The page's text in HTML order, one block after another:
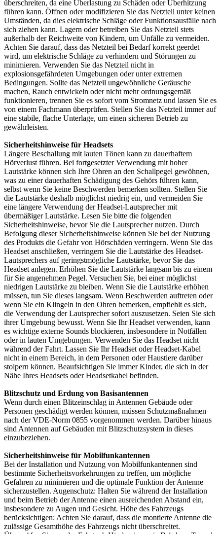
überschreiten, da eine Überlastung zu Schäden oder Überhitzung
führen kann. Öffnen oder modifizieren Sie das Netzteil unter keinen
Umständen, da dies elektrische Schläge oder Funktionsausfälle nach
sich ziehen kann. Lagern oder betreiben Sie das Netzteil stets
außerhalb der Reichweite von Kindern, um Unfälle zu vermeiden.
Achten Sie darauf, dass das Netzteil bei Bedarf korrekt geerdet
wird, um elektrische Schläge zu verhindern und Störungen zu
minimieren. Verwenden Sie das Netzteil nicht in
explosionsgefährdeten Umgebungen oder unter extremen
Bedingungen. Sollte das Netzteil ungewöhnliche Geräusche
machen, Rauch entwickeln oder nicht mehr ordnungsgemäß
funktionieren, trennen Sie es sofort vom Stromnetz und lassen Sie es
von einem Fachmann überprüfen. Stellen Sie das Netzteil immer auf
eine stabile, flache Unterlage, um einen sicheren Betrieb zu
gewährleisten.
Sicherheitshinweise für Headsets
Längere Beschallung mit lauten Tönen kann zu dauerhaftem
Hörverlust führen. Bei fortgesetzter Verwendung mit hoher
Lautstärke können sich Ihre Ohren an den Schallpegel gewöhnen,
was zu einer dauerhaften Schädigung des Gehörs führen kann,
selbst wenn Sie keine Beschwerden bemerken sollten. Stellen Sie
die Lautstärke deshalb möglichst niedrig ein, und vermeiden Sie
eine längere Verwendung der Headset-Lautsprecher mit
übermäßiger Lautstärke. Lesen Sie bitte die folgenden
Sicherheitshinweise, bevor Sie die Lautsprecher nutzen. Durch
Befolgung dieser Sicherheitshinweise können Sie bei der Nutzung
des Produkts die Gefahr von Hörschäden verringern. Wenn Sie das
Headset anschließen, verringern Sie die Lautstärke des Headset-
Lautsprechers auf geringstmögliche Lautstärke, bevor Sie das
Headset anlegen. Erhöhen Sie die Lautstärke langsam bis zu einem
für Sie angenehmen Pegel. Versuchen Sie, bei einer möglichst
niedrigen Lautstärke zu bleiben. Wenn Sie die Lautstärke erhöhen
müssen, tun Sie dieses langsam. Wenn Beschwerden auftreten oder
wenn Sie ein Klingeln in den Ohren bemerken, empfiehlt es sich,
die Verwendung der Lautsprecher sofort auszusetzen. Seien Sie sich
ihrer Umgebung bewusst. Wenn Sie Ihr Headset verwenden, kann
es wichtige externe Sounds blockieren, insbesondere in Notfällen
oder in lauten Umgebungen. Verwenden Sie das Headset nicht
während der Fahrt. Lassen Sie Ihr Headset oder Headset-Kabel
nicht in einem Bereich, in dem Personen oder Haustiere darüber
stolpern können. Beaufsichtigen Sie immer Kinder, die sich in der
Nähe Ihres Headsets oder Headsetkabel befinden.
Blitzschutz und Erdung von Basisantennen
Wenn durch einen Blitzeinschlag in Antennen Gebäude oder
Personen geschädigt werden können, müssen Schutzmaßnahmen
nach der VDE-Norm 0855 vorgenommen werden. Darüber hinaus
sind Antennen auf Gebäuden mit Blitzschutzsystem in dieses
einzubeziehen.
Sicherheitshinweise für Mobilfunkantennen
Bei der Installation und Nutzung von Mobilfunkantennen sind
bestimmte Sicherheitsvorkehrungen zu treffen, um mögliche
Gefahren zu minimieren und die optimale Funktion der Antenne
sicherzustellen. Augenschutz: Halten Sie während der Installation
und beim Betrieb der Antenne einen ausreichenden Abstand ein,
insbesondere zu Augen und Gesicht. Höhe des Fahrzeugs
berücksichtigen: Achten Sie darauf, dass die montierte Antenne die
zulässige Gesamthöhe des Fahrzeugs nicht überschreitet.